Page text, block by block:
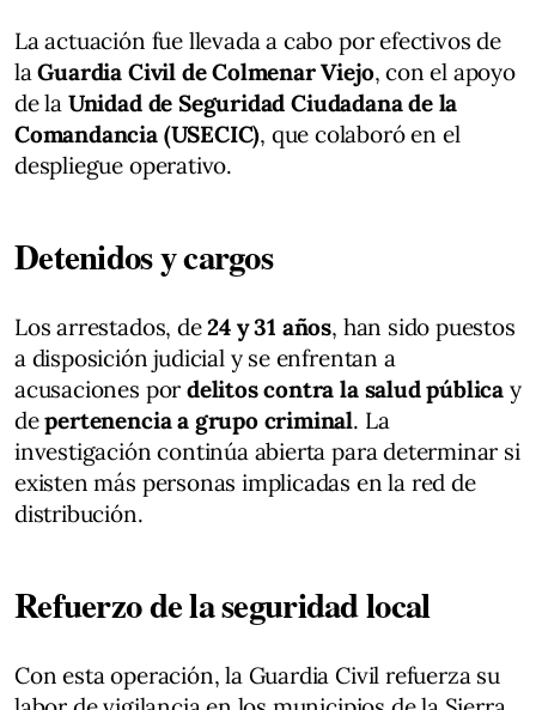
La actuación fue llevada a cabo por efectivos de
laGuardia Civil de Colmenar Viejo, con el apoyo
de la Unidad de Seguridad Ciudadana de la
Comandancia (USECIC), que colaboró en el
despliegue operativo.
Detenidos y cargos
Los arrestados, de24 y 31 años, han sido puestos
a disposición judicial y se enfrentan a
acusaciones por delitos contra la salud pública y
depertenencia a grupo criminal. La
investigación continúa abierta para determinar si
existen más personas implicadas en la red de
distribución.
Refuerzo de la seguridad local
Con esta operación, la Guardia Civil refuerza su